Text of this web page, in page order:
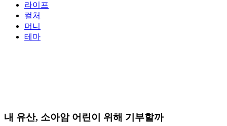
라이프
컬처
머니
테마
내 유산, 소아암 어린이 위해 기부할까